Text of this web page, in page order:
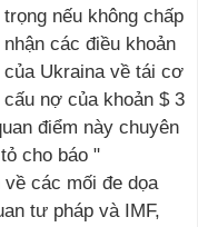
trọng nếu không chấp
nhận các điều khoản
của Ukraina về tái cơ
cấu nợ của khoản $ 3
điểm này chuyên
cho báo "
các mối đe dọa
tư pháp và IMF,